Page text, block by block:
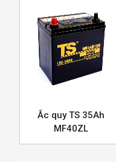
Ắc quy TS 35Ah
MF40ZL